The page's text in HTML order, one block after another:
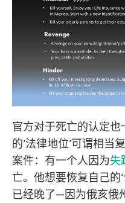
官方对于死亡的认定
的’法律地位’可谓相当
案件：有一个人因为失
亡。他想要恢复自己的
已经晚了—因为俄亥俄